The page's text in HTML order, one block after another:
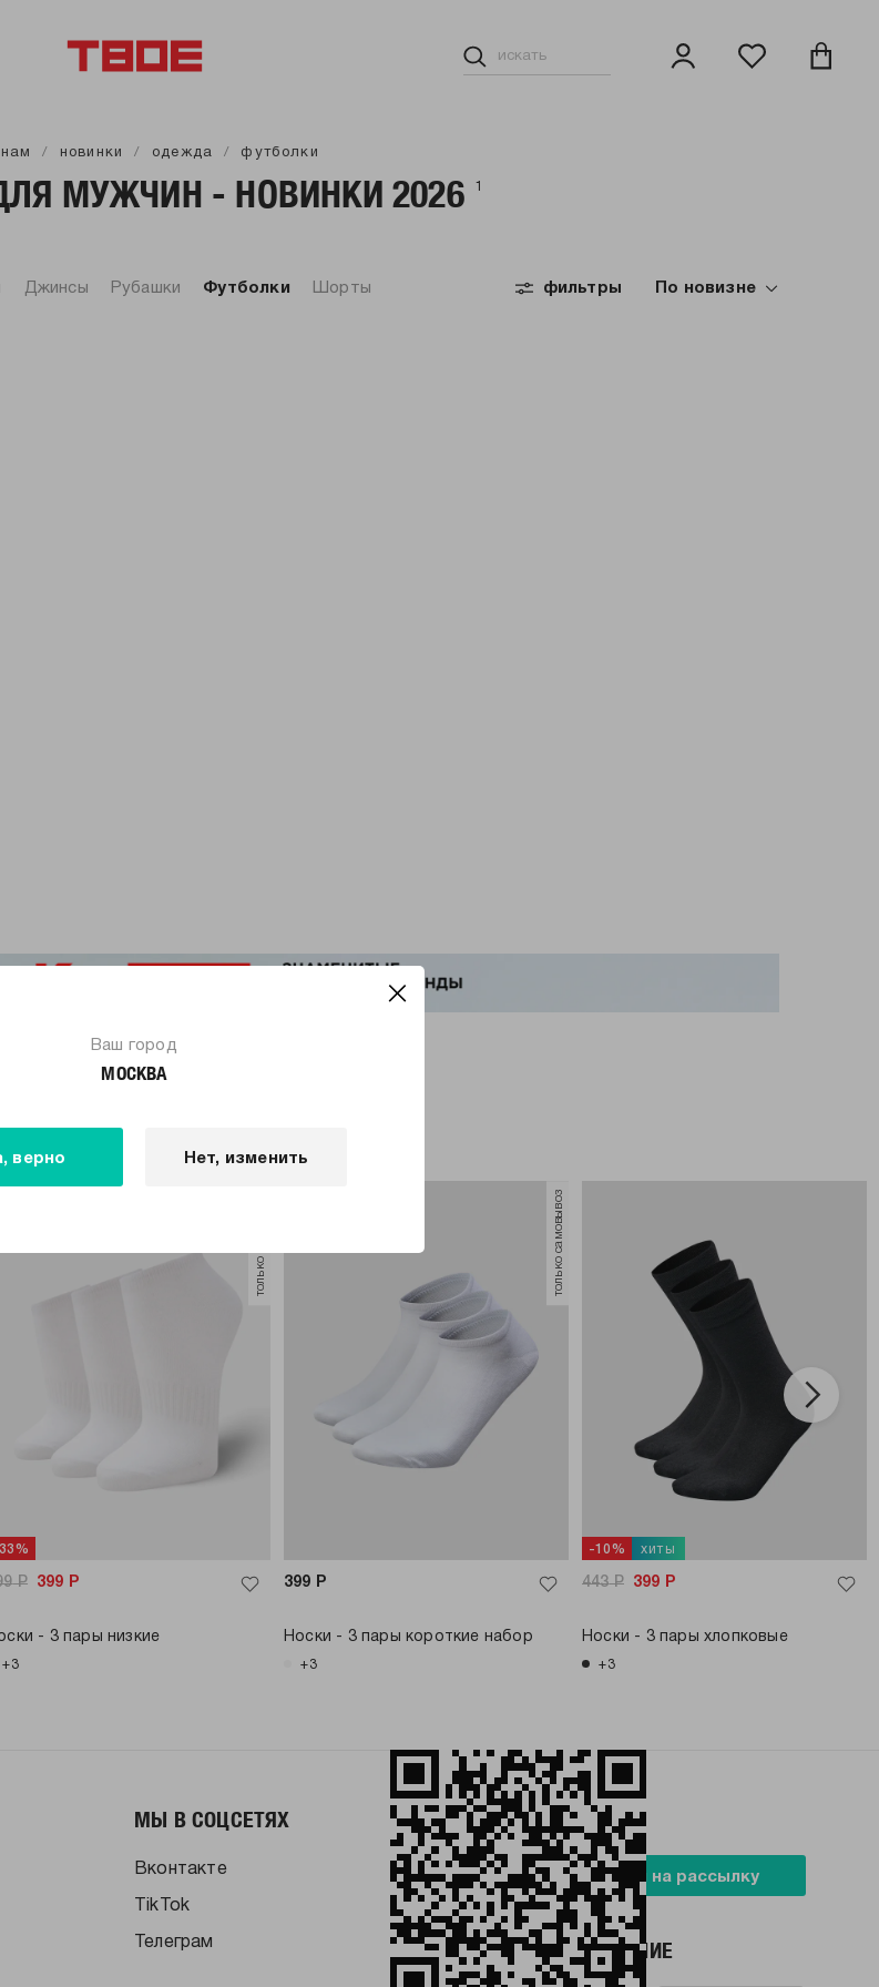
Ваш город
МОСКВА
верно Нет, изменить
новинки одежда футболки
МУЖЧИН - НОВИНКИ 2026 1
Джинсы Рубашки Футболки Шорты По новизне
фильтры
только самовывоз
Р 399 Р
- 3 пары низкие
+3
только самовывоз
399 Р
Носки - 3 пары короткие набор
+3
-10% хиты
443Р 399 Р
Носки - 3 пары хлопковые
+3
МЫ В СОЦСЕТЯХ
Вконтакте
TikTok
Телеграм
БУДЬ В ТРЕНДЕ
Подписаться на рассылку
НАШЕ ПРИЛОЖЕНИЕ